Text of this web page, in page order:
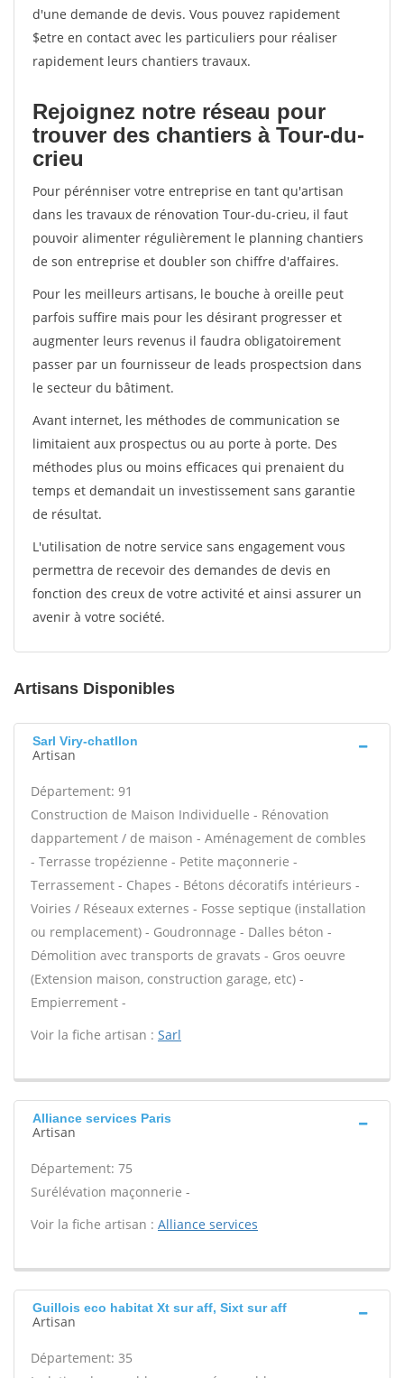
d'une demande de devis. Vous pouvez rapidement
$etre en contact avec les particuliers pour réaliser
rapidement leurs chantiers travaux.
Rejoignez notre réseau pour
trouver des chantiers à Tour-du-
crieu
Pour pérénniser votre entreprise en tant qu'artisan
dans les travaux de rénovation Tour-du-crieu, il faut
pouvoir alimenter régulièrement le planning chantiers
de son entreprise et doubler son chiffre d'affaires.
Pour les meilleurs artisans, le bouche à oreille peut
parfois suffire mais pour les désirant progresser et
augmenter leurs revenus il faudra obligatoirement
passer par un fournisseur de leads prospectsion dans
le secteur du bâtiment.
Avant internet, les méthodes de communication se
limitaient aux prospectus ou au porte à porte. Des
méthodes plus ou moins efficaces qui prenaient du
temps et demandait un investissement sans garantie
de résultat.
L'utilisation de notre service sans engagement vous
permettra de recevoir des demandes de devis en
fonction des creux de votre activité et ainsi assurer un
avenir à votre société.
Artisans Disponibles
Sarl Viry-chatllon
Artisan
Département: 91
Construction de Maison Individuelle - Rénovation
dappartement / de maison - Aménagement de combles
- Terrasse tropézienne - Petite maçonnerie -
Terrassement - Chapes - Bétons décoratifs intérieurs -
Voiries / Réseaux externes - Fosse septique (installation
ou remplacement) - Goudronnage - Dalles béton -
Démolition avec transports de gravats - Gros oeuvre
(Extension maison, construction garage, etc) -
Empierrement -
Voir la fiche artisan : Sarl
Alliance services Paris
Artisan
Département: 75
Surélévation maçonnerie -
Voir la fiche artisan : Alliance services
Guillois eco habitat Xt sur aff, Sixt sur aff
Artisan
Département: 35